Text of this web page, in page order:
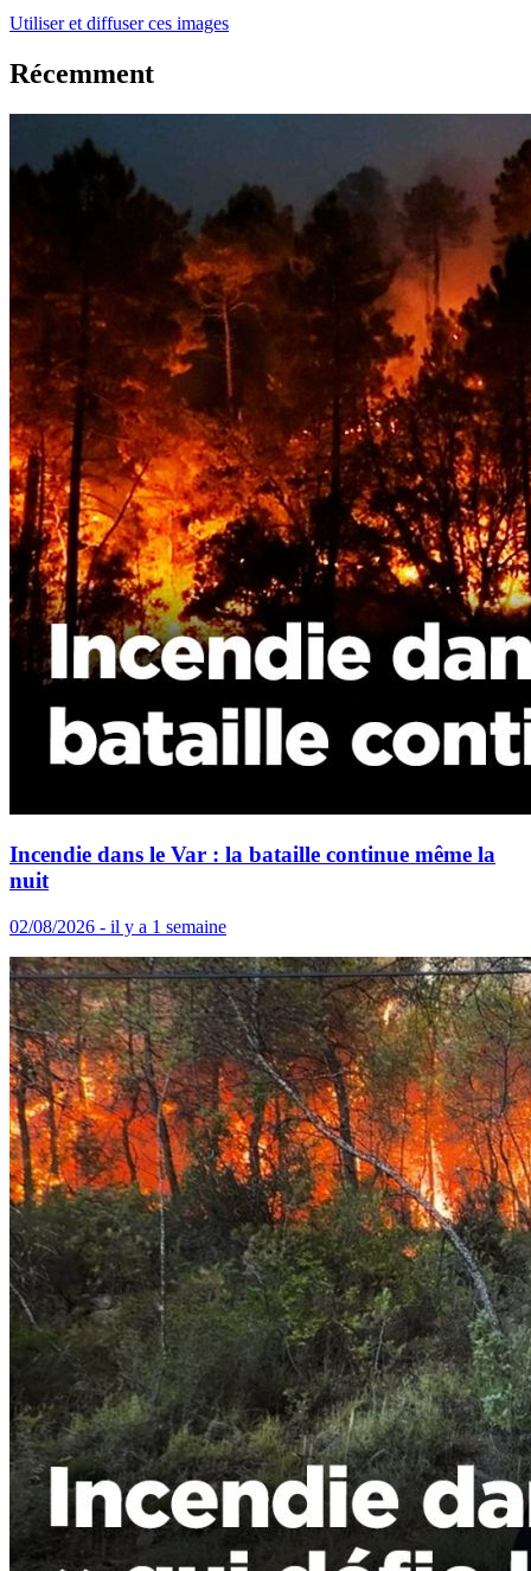
Utiliser et diffuser ces images
Récemment
Incendie dans le Var : la bataille continue même la
nuit
02/08/2026 - il y a 1 semaine